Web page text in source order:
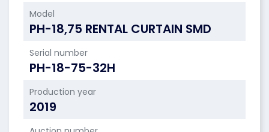
Model
PH-18,75 RENTAL CURTAIN SMD
Serial number
PH-18-75-32H
Production year
2019